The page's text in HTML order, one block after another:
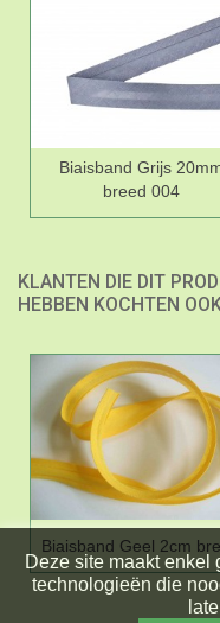
Biaisband Grijs
breed 004
KLANTEN DIE DIT
HEBBEN KOCHTEN
Biaisband Geel 2cm
Deze site maakt enkel
technologieën die